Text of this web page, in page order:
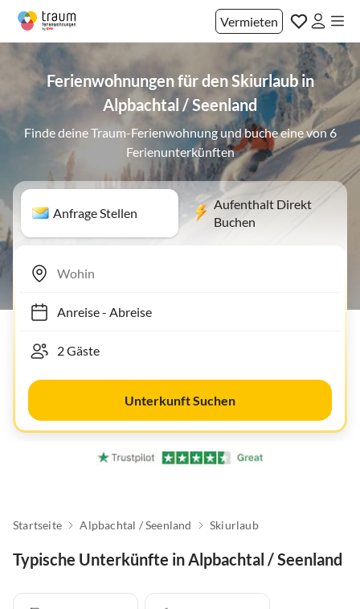
Vermieten
Ferienwohnungen für den Skiurlaub in
Alpbachtal / Seenland
Finde deine Traum-Ferienwohnung und buche eine von 6
Ferienunterkünften
Anfrage Stellen
Aufenthalt Direkt
Buchen
Anreise- Abreise
Unterkunft Suchen
Startseite Alpbachtal / Seenland Skiurlaub
Typische Unterkünfte in Alpbachtal / Seenland